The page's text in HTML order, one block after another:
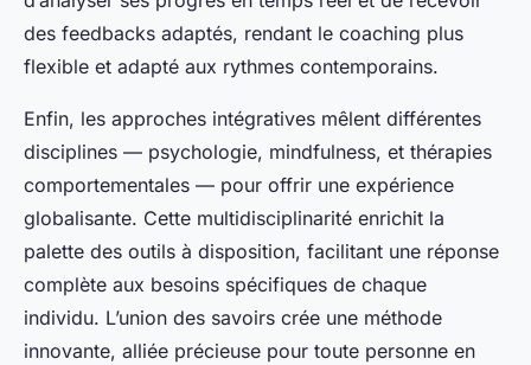
des feedbacks adaptés, rendant le coaching plus
flexible et adapté aux rythmes contemporains.
Enfin, les approches intégratives mêlent différentes
disciplines — psychologie, mindfulness, et thérapies
comportementales — pour offrir une expérience
globalisante. Cette multidisciplinarité enrichit la
palette des outils à disposition, facilitant une réponse
complète aux besoins spécifiques de chaque
individu. L’union des savoirs crée une méthode
innovante, alliée précieuse pour toute personne en